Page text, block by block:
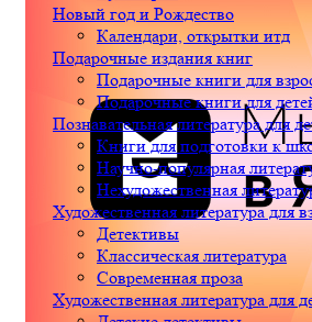
Новый год и Рождество
Календари, открытки итд
Подарочные издания книг
Подарочные книги для
Подарочные книги для
Познавательная литература для
Книги для подготовки к
Научно-популярная
Нехудожественная
Художественная литература для
Детективы
Классическая литература
Современная проза
Художественная литература для